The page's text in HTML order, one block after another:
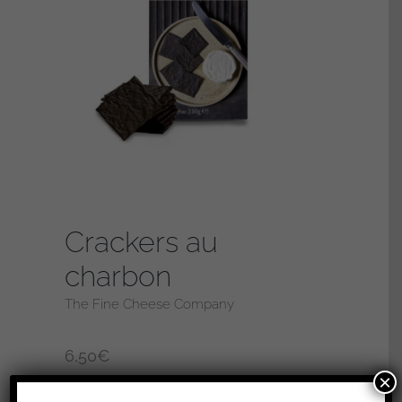
Crackers au
charbon
The Fine Cheese Company
6,50€
×